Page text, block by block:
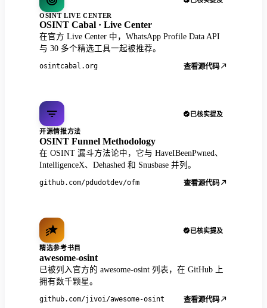
OSINT LIVE CENTER
OSINT Cabal · Live Center
在官方 Live Center 中，WhatsApp Profile Data API
与 30 多个精选工具一起被推荐。
osintcabal.org 查看源代码
已核实提及
开源情报方法
OSINT Funnel Methodology
在 OSINT 漏斗方法论中，它与 HaveIBeenPwned、
IntelligenceX、Dehashed 和 Snusbase 并列。
github.com/pdudotdev/ofm 查看源代码
已核实提及
精选参考书目
awesome-osint
已被列入官方的 awesome-osint 列表，在 GitHub 上
拥有数千颗星。
github.com/jivoi/awesome-osint 查看源代码